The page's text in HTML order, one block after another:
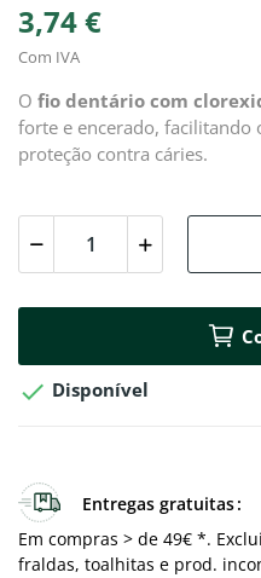
3,74 €
Com IVA
O fio dentário com
forte e encerado, facilitando
proteção contra cáries.
 Disponível
Entregas gratuitas
Em compras > de 49€ *.
fraldas, toalhitas e prod.